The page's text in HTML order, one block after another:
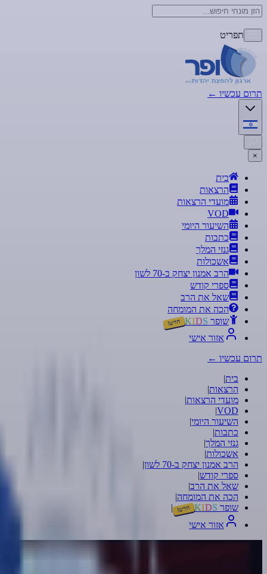
תפריט
תרום עכשיו ←
×
בית
הרצאות
מועדי הרצאות
VOD
השיעור היומי
כתבות
גנזי המלך
אשכולות
הרב אמנון יצחק ב-70 לשון
ספרי קודש
שאל את הרב
הכה את המומחה
שופר
KIDS חדש!
אזור אישי
תרום עכשיו ←
בית|
הרצאות|
מועדי הרצאות|
VOD
|
השיעור היומי|
כתבות|
גנזי המלך|
אשכולות|
הרב אמנון יצחק ב-70 לשון
|
ספרי קודש|
שאל את הרב|
הכה את המומחה|
שופר
KIDS חדש! |
אזור אישי